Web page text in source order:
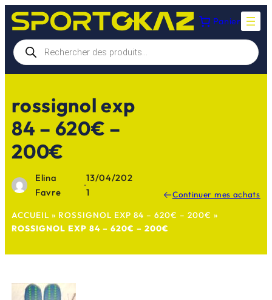
Aller
au
contenu
Panier
Recherche
de
produits
rossignol exp
84 – 620€ –
200€
Elina
Favre
·
13/04/202
1
Continuer mes achats
ACCUEIL » ROSSIGNOL EXP 84 – 620€ – 200€ »
ROSSIGNOL EXP 84 – 620€ – 200€